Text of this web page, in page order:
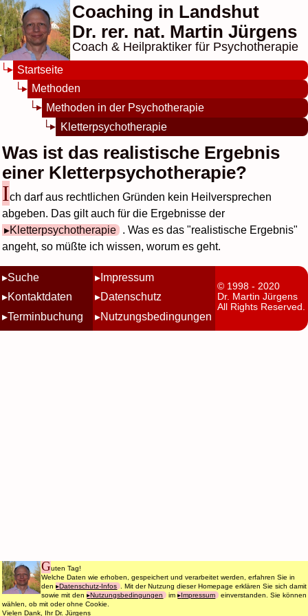
Coaching in Landshut
Dr. rer. nat. Martin Jürgens
Coach & Heilpraktiker für Psychotherapie
Startseite
Methoden
Methoden in der Psychotherapie
Kletterpsychotherapie
Was ist das realistische Ergebnis
einer Kletterpsychotherapie?
Ich darf aus rechtlichen Gründen kein Heilversprechen
abgeben. Das gilt auch für die Ergebnisse der
Kletterpsychotherapie . Was es das "realistische Ergebnis"
angeht, so müßte ich wissen, worum es geht.
Suche
Kontaktdaten
Terminbuchung
Impressum
Datenschutz
Nutzungsbedingungen
© 1998 - 2020
Dr. Martin Jürgens
All Rights Reserved.
Guten Tag!
Welche Daten wie erhoben, gespeichert und verarbeitet werden, erfahren Sie in
den Datenschutz-Infos
. Mit der Nutzung dieser Homepage erklären Sie sich damit
sowie mit den Nutzungsbedingungen im Impressum
einverstanden. Sie können
wählen, ob mit oder ohne Cookie.
Vielen Dank, Ihr Dr. Jürgens